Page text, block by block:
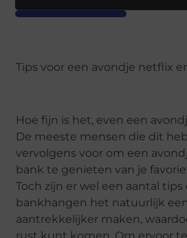
Tips voor een avondje netflix
Hoe fijn is het, even een
De meeste mensen die dit
vervolgens voor om een
bank te genieten van je
Toch zijn er wel een aantal
bankhangen het natuurlijk
aantrekkelijker maken,